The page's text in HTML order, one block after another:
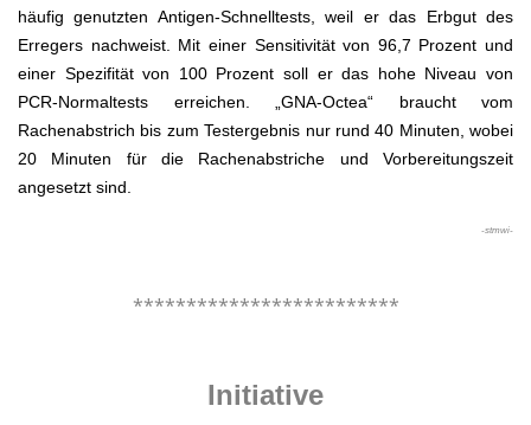
häufig genutzten Antigen-Schnelltests, weil er das Erbgut des
Erregers nachweist. Mit einer Sensitivität von 96,7 Prozent und
einer Spezifität von 100 Prozent soll er das hohe Niveau von
PCR-Normaltests erreichen. „GNA-Octea“ braucht vom
Rachenabstrich bis zum Testergebnis nur rund 40 Minuten, wobei
20 Minuten für die Rachenabstriche und Vorbereitungszeit
angesetzt sind.
-stmwi-
*************************
Initiative